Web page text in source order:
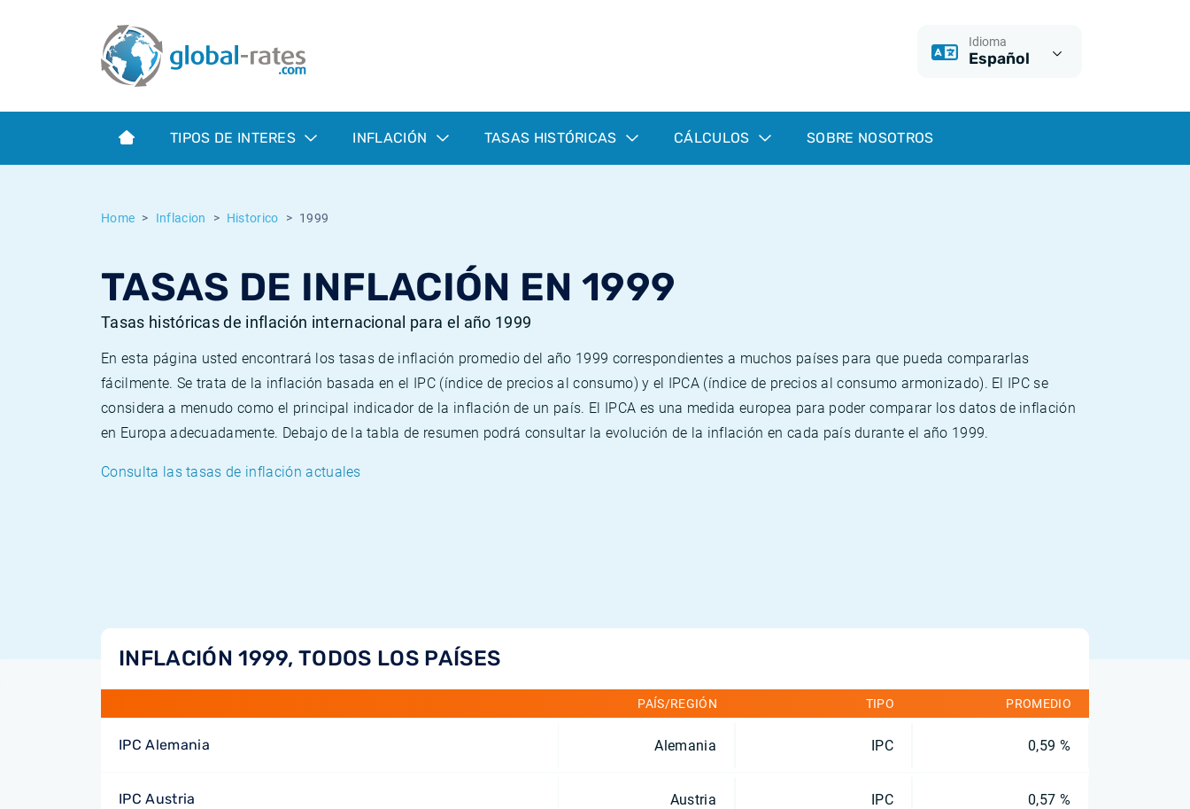
Idioma
Español
TIPOS DE INTERES INFLACIÓN TASAS HISTÓRICAS CÁLCULOS SOBRE NOSOTROS
Home Inflacion Historico 1999
TASAS DE INFLACIÓN EN 1999
Tasas históricas de inflación internacional para el año 1999
En esta página usted encontrará los tasas de inflación promedio del año 1999 correspondientes a muchos países para que pueda compararlas
fácilmente. Se trata de la inflación basada en el IPC (índice de precios al consumo) y el IPCA (índice de precios al consumo armonizado). El IPC se
considera a menudo como el principal indicador de la inflación de un país. El IPCA es una medida europea para poder comparar los datos de inflación
en Europa adecuadamente. Debajo de la tabla de resumen podrá consultar la evolución de la inflación en cada país durante el año 1999.
Consulta las tasas de inflación actuales
INFLACIÓN 1999, TODOS LOS PAÍSES
PAÍS/REGIÓN TIPO PROMEDIO
IPC Alemania Alemania IPC 0,59 %
IPC Austria Austria IPC 0,57 %
Term SOFR
¿Qué es la inflación IPC?
¿Qué es la inflación IPCA?
Inflación Mexicano - IPC
Euribor - histórico
ESTER - histórico
Calculadora de inflación